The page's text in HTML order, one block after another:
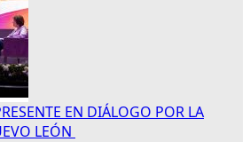
EN DIÁLOGO POR LA
LEÓN